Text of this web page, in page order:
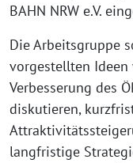
BAHN NRW e.V.
Die Arbeitsgruppe
vorgestellten Ideen
Verbesserung des
diskutieren,
langfristige